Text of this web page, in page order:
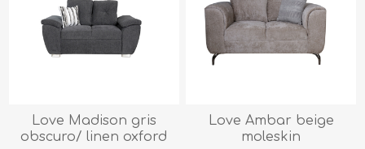
Love Madison gris
obscuro/ linen oxford
Love Ambar beige
moleskin